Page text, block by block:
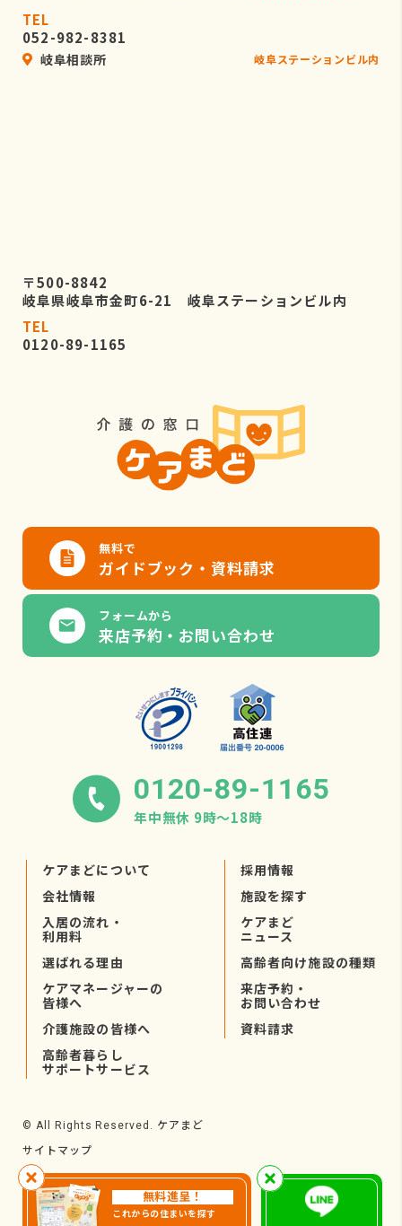
無料進呈！
これからの住まいを探す
TEL
052-982-8381
岐阜相談所 岐阜ステーションビル内
〒500-8842
岐阜県岐阜市金町6-21 岐阜ステーションビル内
TEL
0120-89-1165
無料で
ガイドブック・資料請求
フォームから
来店予約・お問い合わせ
0120-89-1165
年中無休 9時〜18時
ケアまどについて
会社情報
入居の流れ・
利用料
選ばれる理由
ケアマネージャーの
皆様へ
介護施設の皆様へ
高齢者暮らし
サポートサービス
採用情報
施設を探す
ケアまど
ニュース
高齢者向け施設の種類
来店予約・
お問い合わせ
資料請求
© All Rights Reserved.
ケアまど
サイトマップ